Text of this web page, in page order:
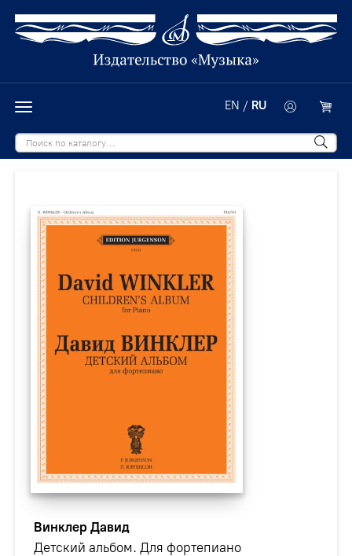
EN / RU
Винклер Давид
Детский альбом. Для фортепиано